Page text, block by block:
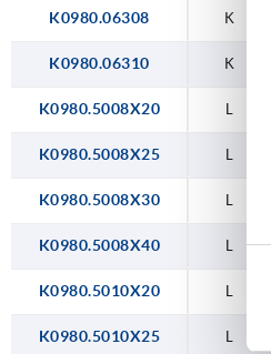
K0980.06308 K
K0980.06310 K
K0980.5008X20 L
K0980.5008X25 L
K0980.5008X30 L
K0980.5008X40 L
K0980.5010X20 L
K0980.5010X25 L